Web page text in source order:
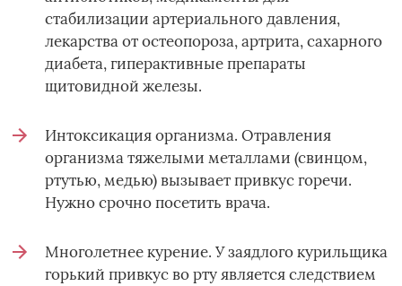
стабилизации артериального давления,
лекарства от остеопороза, артрита, сахарного
диабета, гиперактивные препараты
щитовидной железы.
Интоксикация организма. Отравления
организма тяжелыми металлами (свинцом,
ртутью, медью) вызывает привкус горечи.
Нужно срочно посетить врача.
Многолетнее курение. У заядлого курильщика
горький привкус во рту является следствием